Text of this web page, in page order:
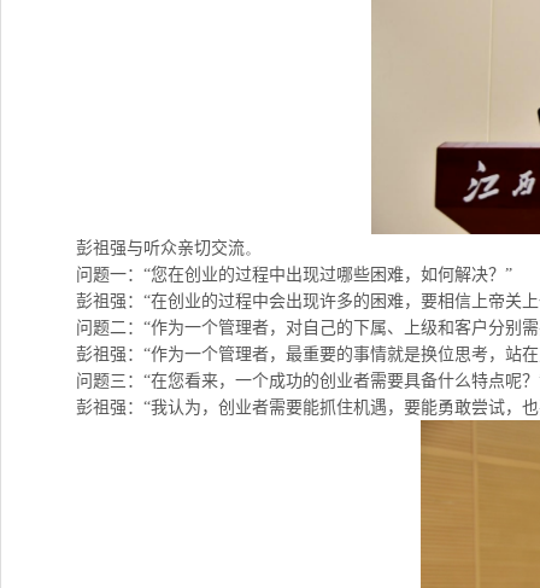
彭祖强与听众亲切交流。
问题一：“您在创业的过程中出现过哪些困难，如何解决？”
彭祖强：“在创业的过程中会出现许多的困难，要相信上帝关
问题二：“作为一个管理者，对自己的下属、上级和客户分别
彭祖强：“作为一个管理者，最重要的事情就是换位思考，站
问题三：“在您看来，一个成功的创业者需要具备什么特点呢？
彭祖强：“我认为，创业者需要能抓住机遇，要能勇敢尝试，